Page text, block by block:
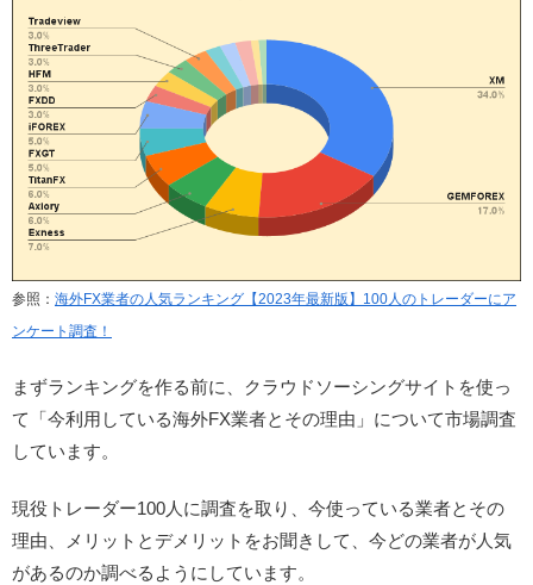
参照： 海外FX業者の人気ランキング【2023年最新版】100人のトレーダーにア
ンケート調査！
まずランキングを作る前に、クラウドソーシングサイトを使っ
て「今利用している海外FX業者とその理由」について市場調査
しています。
現役トレーダー100人に調査を取り、今使っている業者とその
理由、メリットとデメリットをお聞きして、今どの業者が人気
があるのか調べるようにしています。